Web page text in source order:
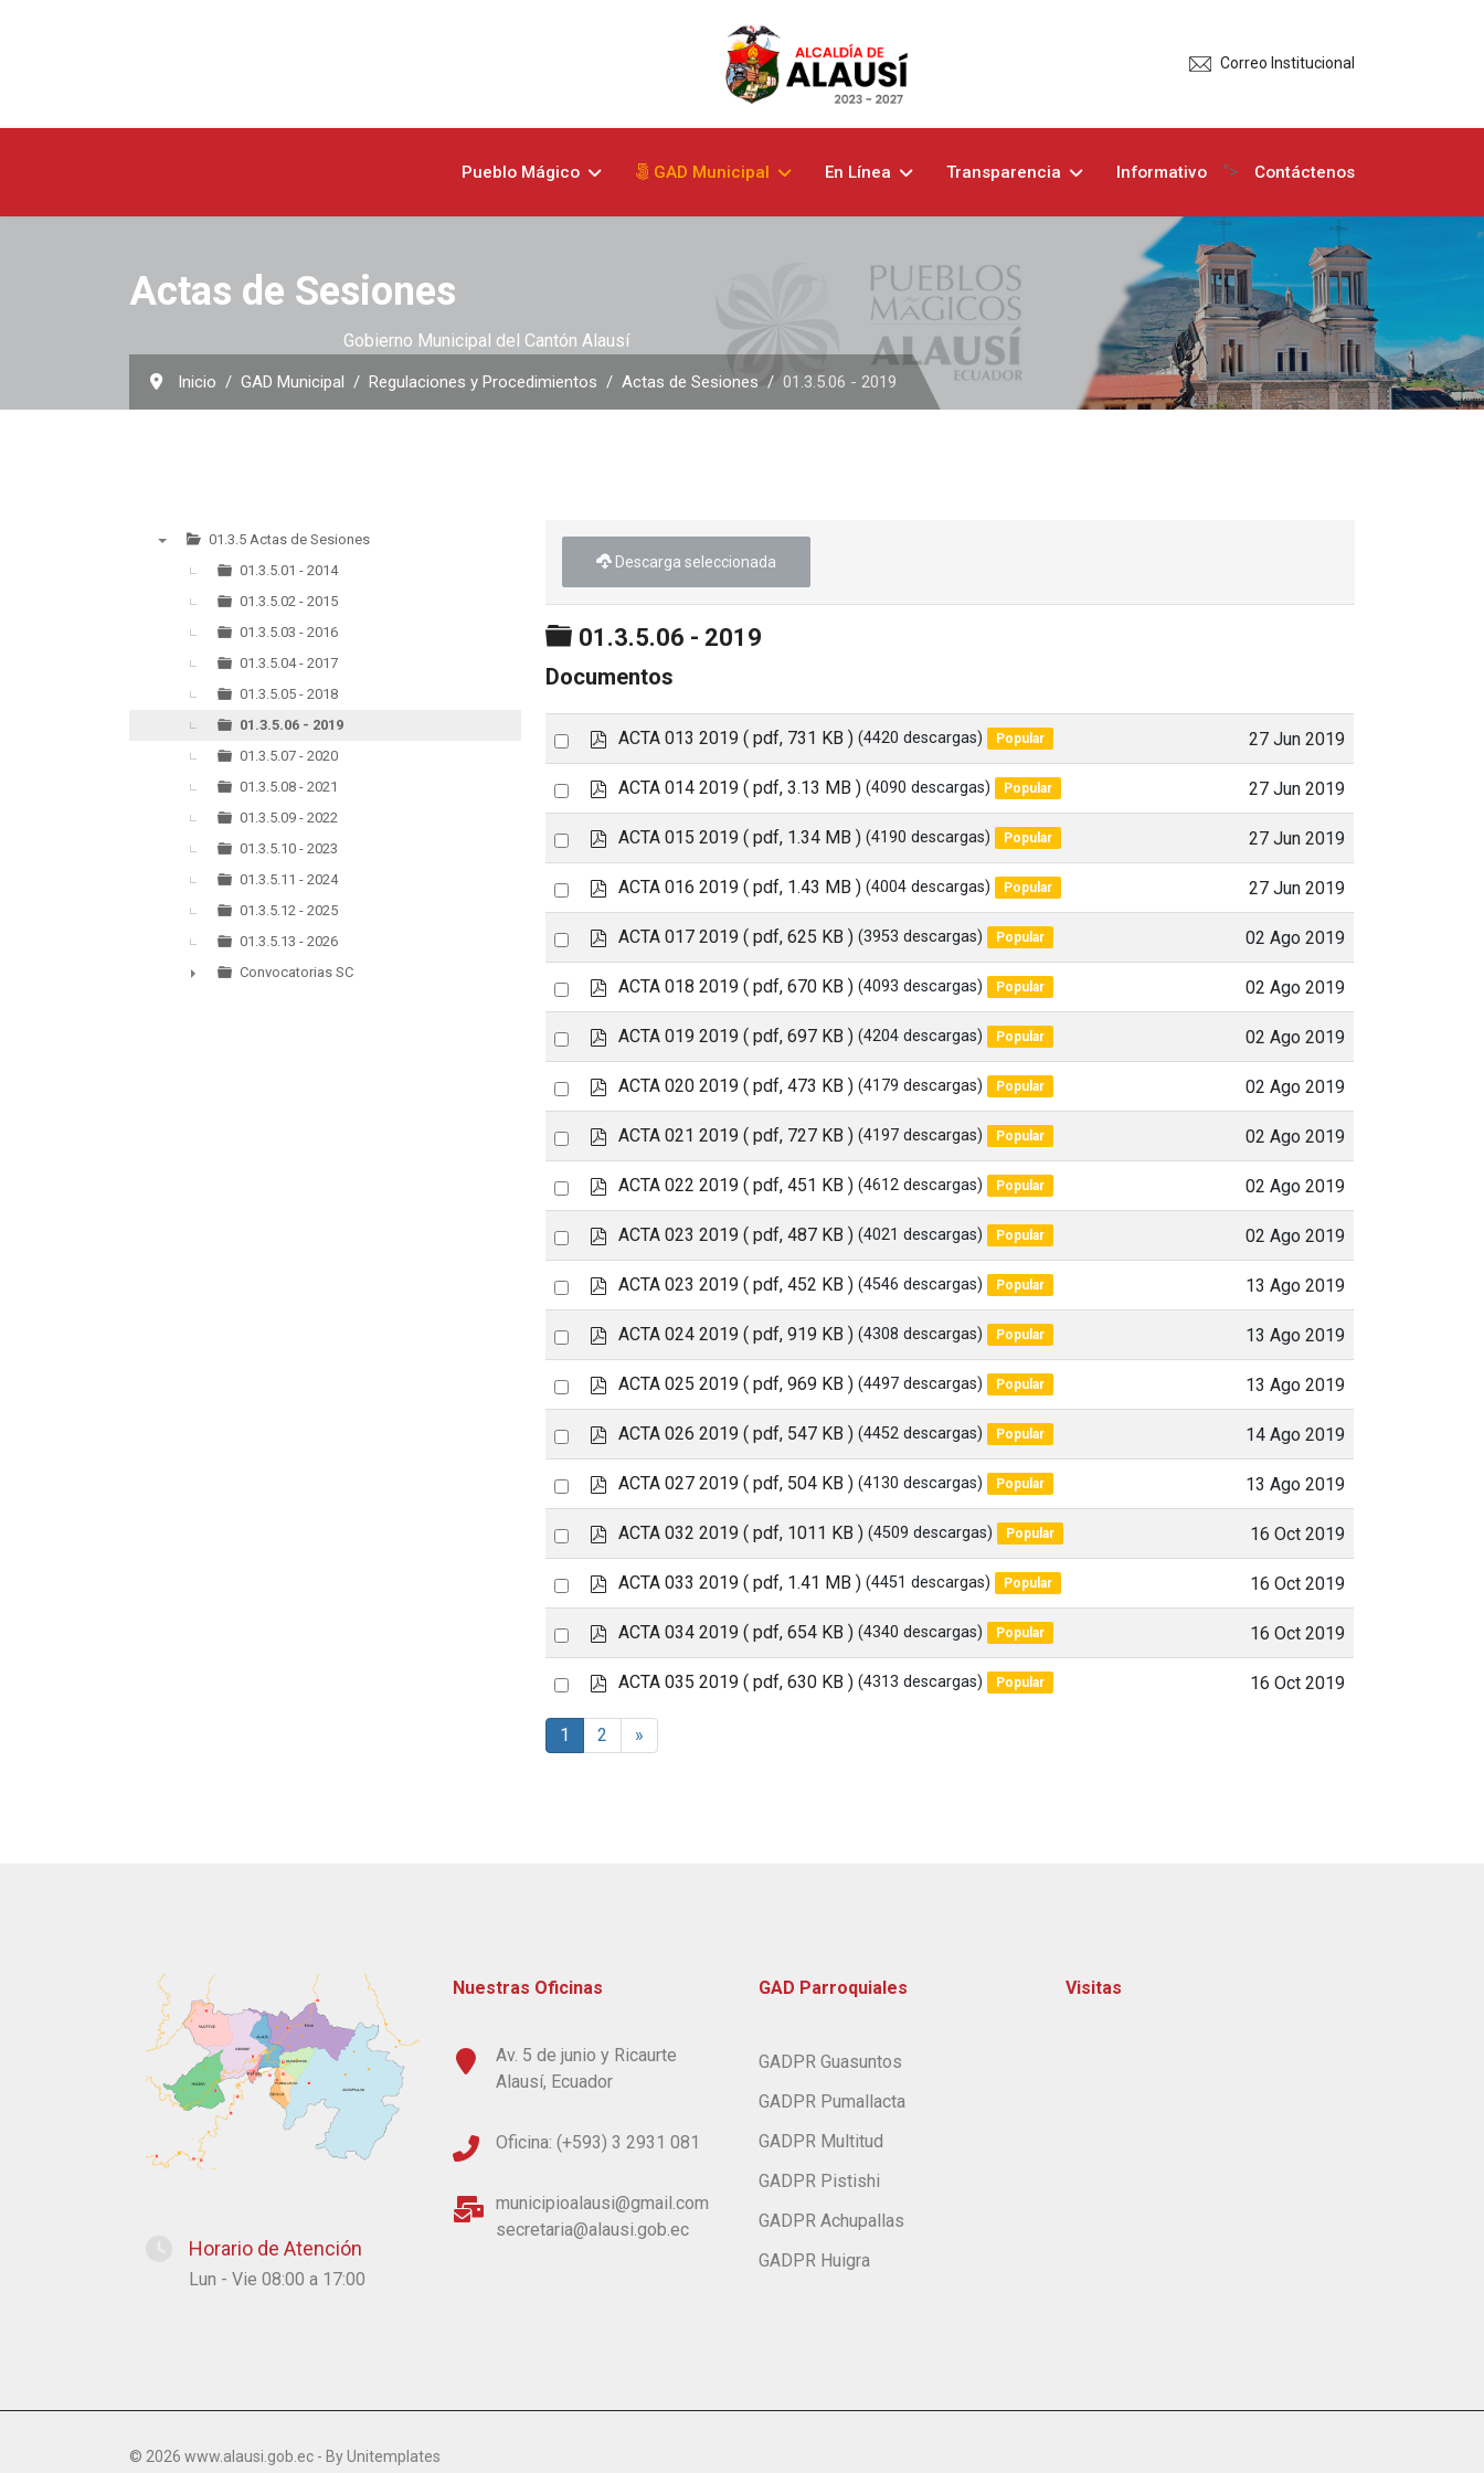
Correo Institucional
Pueblo Mágico GAD Municipal En Línea Transparencia Informativo "> Contáctenos
Actas de Sesiones
Gobierno Municipal del Cantón Alausí
Inicio GAD Municipal Regulaciones y Procedimientos Actas de Sesiones 01.3.5.06 - 2019
01.3.5 Actas de Sesiones
01.3.5.01 - 2014
01.3.5.02 - 2015
01.3.5.03 - 2016
01.3.5.04 - 2017
01.3.5.05 - 2018
01.3.5.06 - 2019
01.3.5.07 - 2020
01.3.5.08 - 2021
01.3.5.09 - 2022
01.3.5.10 - 2023
01.3.5.11 - 2024
01.3.5.12 - 2025
01.3.5.13 - 2026
Convocatorias SC
Descarga seleccionada
Carpeta
01.3.5.06 - 2019
Documentos
Select
an
item
pACTA 013 2019 ( pdf, 731 KB ) (4420 descargas) Popular 27 Jun 2019
Select
an
item
p
d
ACTA 014 2019 ( pdf, 3.13 MB ) (4090 descargas) Popular 27 Jun 2019
Select
an
item
pACTA 015 2019 ( pdf, 1.34 MB ) (4190 descargas) Popular 27 Jun 2019
Select
an
item
p
d
ACTA 016 2019 ( pdf, 1.43 MB ) (4004 descargas) Popular 27 Jun 2019
Select
an
item
pACTA 017 2019 ( pdf, 625 KB ) (3953 descargas) Popular 02 Ago 2019
Select
an
item
p
d
ACTA 018 2019 ( pdf, 670 KB ) (4093 descargas) Popular 02 Ago 2019
Select
an
item
pACTA 019 2019 ( pdf, 697 KB ) (4204 descargas) Popular 02 Ago 2019
Select
an
item
p
d
ACTA 020 2019 ( pdf, 473 KB ) (4179 descargas) Popular 02 Ago 2019
Select
an
item
pACTA 021 2019 ( pdf, 727 KB ) (4197 descargas) Popular 02 Ago 2019
Select
an
item
p
d
ACTA 022 2019 ( pdf, 451 KB ) (4612 descargas) Popular 02 Ago 2019
Select
an
item
pACTA 023 2019 ( pdf, 487 KB ) (4021 descargas) Popular 02 Ago 2019
Select
an
item
p
d
ACTA 023 2019 ( pdf, 452 KB ) (4546 descargas) Popular 13 Ago 2019
Select
an
item
pACTA 024 2019 ( pdf, 919 KB ) (4308 descargas) Popular 13 Ago 2019
Select
an
item
p
d
ACTA 025 2019 ( pdf, 969 KB ) (4497 descargas) Popular 13 Ago 2019
Select
an
item
pACTA 026 2019 ( pdf, 547 KB ) (4452 descargas) Popular 14 Ago 2019
Select
an
item
p
d
ACTA 027 2019 ( pdf, 504 KB ) (4130 descargas) Popular 13 Ago 2019
Select
an
item
pACTA 032 2019 ( pdf, 1011 KB ) (4509 descargas) Popular 16 Oct 2019
Select
an
item
p
d
ACTA 033 2019 ( pdf, 1.41 MB ) (4451 descargas) Popular 16 Oct 2019
Select
an
item
pACTA 034 2019 ( pdf, 654 KB ) (4340 descargas) Popular 16 Oct 2019
Select
item
p
f
ACTA 035 2019 ( pdf, 630 KB ) (4313 descargas) Popular 16 Oct 2019
1 2 »
Horario de Atención
Lun - Vie 08:00 a 17:00
Nuestras Oficinas
Av. 5 de junio y Ricaurte
Alausí, Ecuador
Oficina: (+593) 3 2931 081
municipioalausi@gmail.com
secretaria@alausi.gob.ec
GAD Parroquiales
GADPR Guasuntos
GADPR Pumallacta
GADPR Multitud
GADPR Pistishi
GADPR Achupallas
GADPR Huigra
Visitas
© 2026 www.alausi.gob.ec - ByUnitemplates